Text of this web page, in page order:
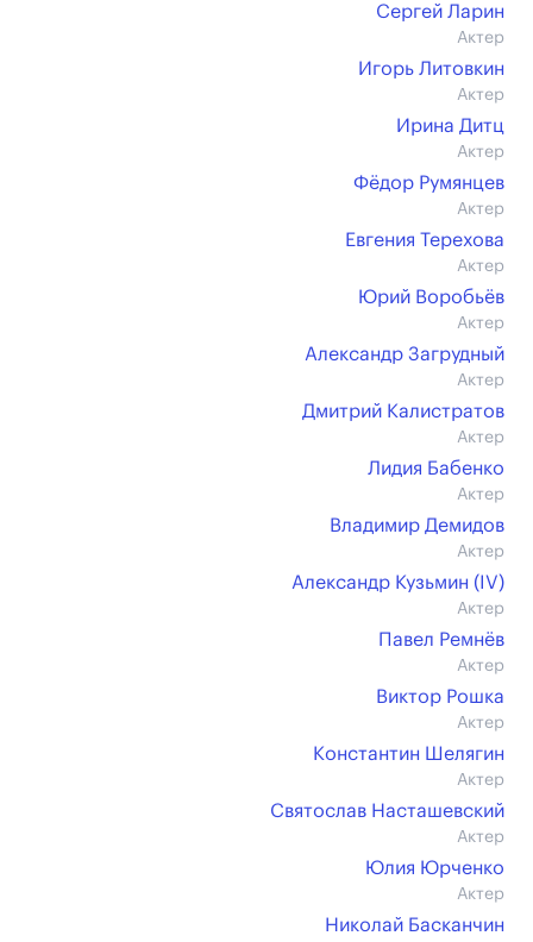
Сергей Ларин
Актер
Игорь Литовкин
Актер
Ирина Дитц
Актер
Фёдор Румянцев
Актер
Евгения Терехова
Актер
Юрий Воробьёв
Актер
Александр Загрудный
Актер
Дмитрий Калистратов
Актер
Лидия Бабенко
Актер
Владимир Демидов
Актер
Александр Кузьмин (IV)
Актер
Павел Ремнёв
Актер
Виктор Рошка
Актер
Константин Шелягин
Актер
Святослав Насташевский
Актер
Юлия Юрченко
Актер
Николай Басканчин